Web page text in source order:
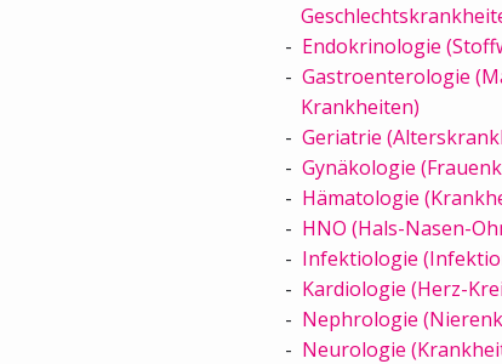
Endokrinologie
Gastroenterologie
Krankheiten)
Geriatrie
Gynäkologie
Hämatologie
HNO (Hals-Nasen-
Infektiologie
Kardiologie (Herz-
Nephrologie
Neurologie